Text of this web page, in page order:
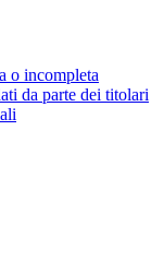
o incompleta
da parte dei titolari